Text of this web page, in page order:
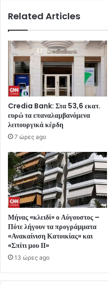
Related Articles
Credia Bank: Στα 53,6 εκατ.
ευρώ τα επαναλαμβανόμενα
λειτουργικά κέρδη
7 ώρες ago
Μήνας «κλειδί» ο Αύγουστος –
Πότε λήγουν τα προγράμματα
«Ανακαίνιση Κατοικίας» και
«Σπίτι μου ΙΙ»
13 ώρες ago